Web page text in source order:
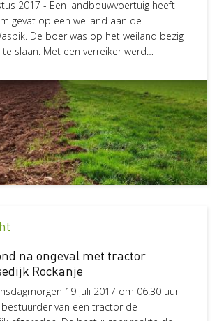
2017 - Een landbouwvoertuig heeft
gevat op een weiland aan de
De boer was op het weiland bezig
slaan. Met een verreiker werd…
na ongeval met tractor
Rockanje
19 juli 2017 om 06.30 uur
van een tractor de